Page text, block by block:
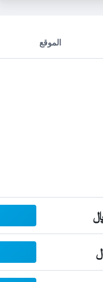
الموقع